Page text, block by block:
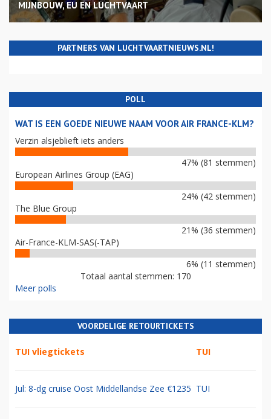
MIJNBOUW, EU EN LUCHTVAART
PARTNERS VAN LUCHTVAARTNIEUWS.NL!
POLL
WAT IS EEN GOEDE NIEUWE NAAM VOOR AIR FRANCE-KLM?
Verzin alsjeblieft iets anders
47% (81 stemmen)
European Airlines Group (EAG)
24% (42 stemmen)
The Blue Group
21% (36 stemmen)
Air-France-KLM-SAS(-TAP)
6% (11 stemmen)
Totaal aantal stemmen: 170
Meer polls
VOORDELIGE RETOURTICKETS
TUI vliegtickets TUI
Jul: 8-dg cruise Oost Middellandse Zee €1235 TUI